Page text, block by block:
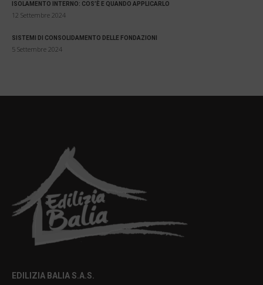
ISOLAMENTO INTERNO: COS’È E QUANDO APPLICARLO
12 Settembre 2024
SISTEMI DI CONSOLIDAMENTO DELLE FONDAZIONI
5 Settembre 2024
EDILIZIA BALIA S.A.S.